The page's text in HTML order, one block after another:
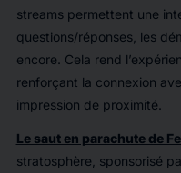
streams permettent une
questions/réponses, les
encore. Cela rend
renforçant la connexion
impression de proximité.
Le saut en parachute de
stratosphère, sponsorisé